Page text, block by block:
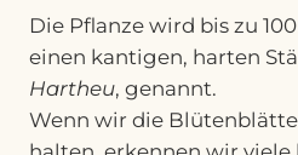
Die Pflanze wird bis zu
einen kantigen, harten
Hartheu, genannt.
Wenn wir die